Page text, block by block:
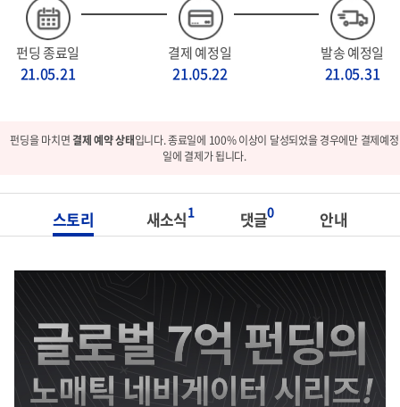
펀딩 종료일
21.05.21
결제 예정일
21.05.22
발송 예정일
21.05.31
펀딩을 마치면결제 예약 상태입니다. 종료일에 100% 이상이 달성되었을 경우에만 결제예정
일에 결제가 됩니다.
스토리 새소식1 댓글0 안내